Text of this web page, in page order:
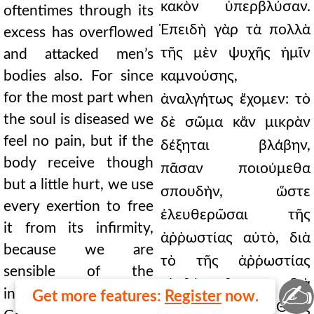
oftentimes through its
excess has overflowed
and attacked men’s
bodies also. For since
for the most part when
the soul is diseased we
feel no pain, but if the
body receive though
but a little hurt, we use
every exertion to free
it from its infirmity,
because we are
sensible of the
infirmity,
therefore
Get more features: Register now. ✍